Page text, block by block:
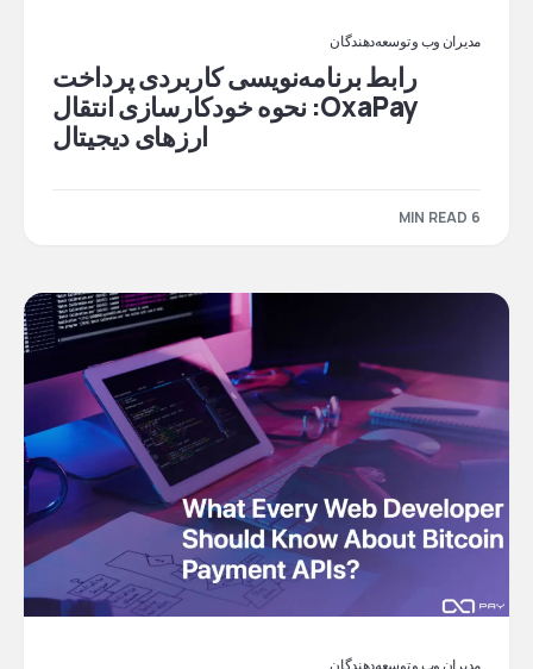
مدیران وب و توسعه‌دهندگان
رابط برنامه‌نویسی کاربردی پرداخت
OxaPay: نحوه خودکارسازی انتقال
ارزهای دیجیتال
6 MIN READ
مدیران وب و توسعه‌دهندگان